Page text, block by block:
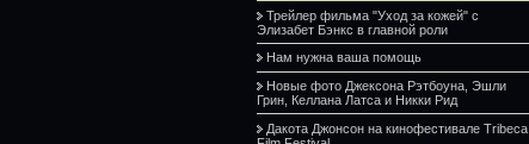
Трейлер фильма "Уход за кожей" с
Элизабет Бэнкс в главной роли
Нам нужна ваша помощь
Новые фото Джексона Рэтбоуна, Эшли
Грин, Келлана Латса и Никки Рид
Дакота Джонсон на кинофестивале Tribeca